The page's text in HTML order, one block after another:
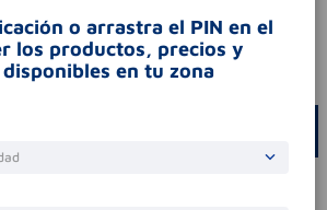
2021dm-0023310
o arrastra el PIN en el
los productos, precios y
en tu zona